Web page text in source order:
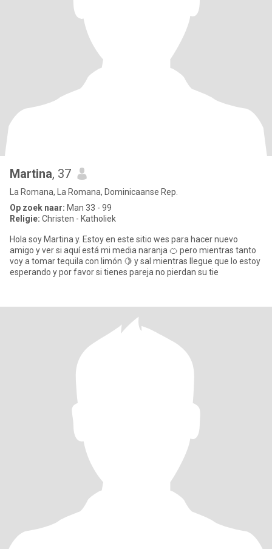
Martina, 37
La Romana, La Romana, Dominicaanse Rep.
Op zoek naar: Man 33 - 99
Religie: Christen - Katholiek
Hola soy Martina y. Estoy en este sitio wes para hacer nuevo
amigo y ver si aquí está mi media naranja 🍊 pero mientras tanto
voy a tomar tequila con limón 🍋 y sal mientras llegue que lo estoy
esperando y por favor si tienes pareja no pierdan su tie